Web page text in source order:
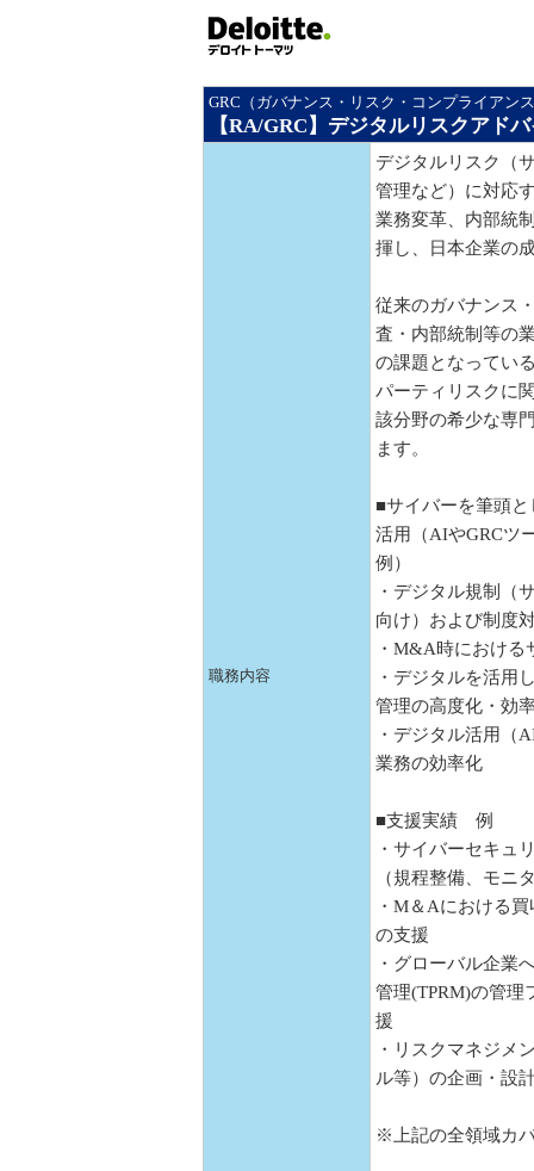
GRC（ガバナンス・リスク・コンプライアン
【RA/GRC】デジタルリスクアド
職務内容
デジタルリスク（
管理など）に対応
業務変革、内部統
揮し、日本企業の
従来のガバナンス
査・内部統制等の
の課題となってい
パーティリスクに
該分野の希少な専
ます。
■サイバーを筆頭
活用（AIやGRCツ
例）
・デジタル規制（
向け）および制度
・M&A時におけ
・デジタルを活用
管理の高度化・効
・デジタル活用（
業務の効率化
■支援実績 例
・サイバーセキュ
（規程整備、モニ
・M＆Aにおける
の支援
・グローバル企業
管理(TPRM)の管理
援
・リスクマネジメ
ル等）の企画・設
※上記の全領域カ